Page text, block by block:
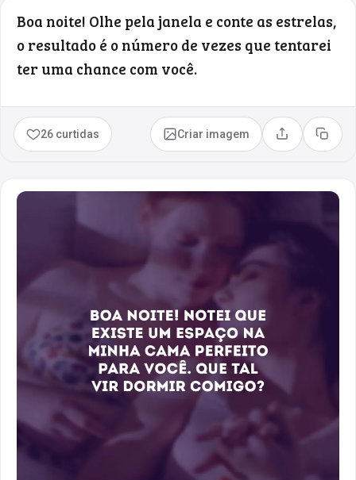
Boa noite! Olhe pela janela e conte as estrelas,
o resultado é o número de vezes que tentarei
ter uma chance com você.
26 curtidas Criar imagem Compartilhar
Copiar